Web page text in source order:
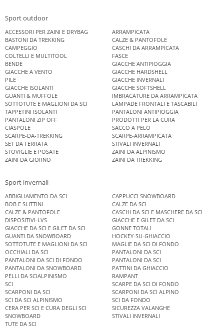
Sport outdoor
ACCESSORI PER ZAINI E DRYBAG
ARRAMPICATA
BASTONI DA TREKKING
CALZE & PANTOFOLE
CAMPEGGIO
CASCHI DA ARRAMPICATA
COLTELLI E MULTITOOL
FASCE
BENDE
GIACCHE ANTIPIOGGIA
GIACCHE A VENTO
GIACCHE HARDSHELL
PILE
GIACCHE INVERNALI
GIACCHE ISOLANTI
GIACCHE SOFTSHELL
GUANTI & MUFFOLE
IMBRACATURE DA ARRAMPICATA
SOTTOTUTE E MAGLIONI DA SCI
LAMPADE FRONTALI E TASCABILI
TAPPETINI ISOLANTI
PANTALONI ANTIPIOGGIA
PANTALONI ZIP OFF
PRODOTTI PER LA CURA
CIASPOLE
SACCO A PELO
SCARPE-DA-TREKKING
SCARPE-ARRAMPICATA
SET DA FERRATA
STIVALI INVERNALI
STOVIGLIE E POSATE
ZAINI DA ALPINISMO
ZAINI DA GIORNO
ZAINI DA TREKKING
Sport invernali
ABBIGLIAMENTO DA SCI
CAPPUCCI SNOWBOARD
BOB E SLITTINI
CALZE DA SCI
CALZE & PANTOFOLE
CASCHI DA SCI E MASCHERE DA SCI
DISPOSITIVI-LVS
GIACCHE E GILET DA SCI
GIACCHE DA SCI E GILET DA SCI
GONNE TOTALI
GUANTI DA SNOWBOARD
HOCKEY-SU-GHIACCIO
SOTTOTUTE E MAGLIONI DA SCI
MAGLIE DA SCI DI FONDO
OCCHIALI DA SCI
PANTALONI DA SCI
PANTALONI DA SCI DI FONDO
PANTALONI DA SCI
PANTALONI DA SNOWBOARD
PATTINI DA GHIACCIO
PELLI DA SCIALPINISMO
RAMPANT
SCI
SCARPE DA SCI DI FONDO
SCARPONI DA SCI
SCARPONI DA SCI ALPINO
SCI DA SCI ALPINISMO
SCI DA FONDO
CERA PER SCI E CURA DEGLI SCI
SICUREZZA VALANGHE
SNOWBOARD
STIVALI INVERNALI
TUTE DA SCI